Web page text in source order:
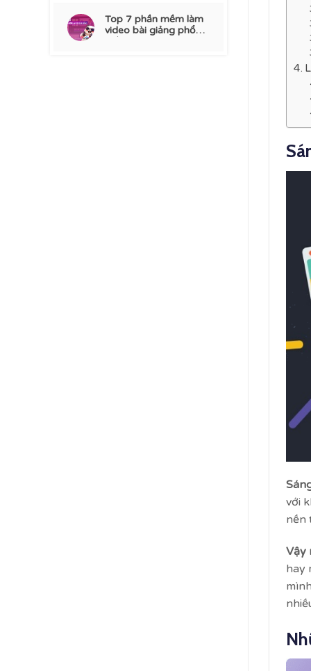
Top 7 phần mềm làm
video bài giảng phổ
với
nền
Vậy
hay